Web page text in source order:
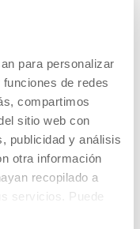
para personalizar
de redes
compartimos
sitio web con
publicidad y análisis
otra información
recopilado a
servicios. Puede
EL PENSAMIENTO
CRÍTICO.
vital